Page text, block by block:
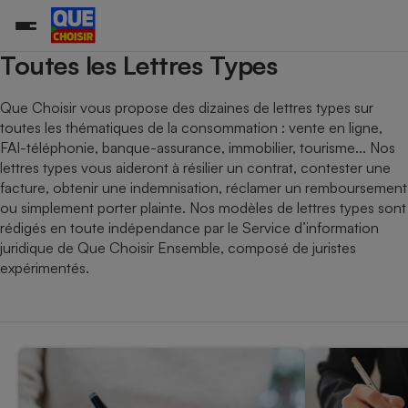
Toutes les Lettres Types
Que Choisir vous propose des dizaines de lettres types sur
toutes les thématiques de la consommation : vente en ligne,
FAI-téléphonie, banque-assurance, immobilier, tourisme... Nos
lettres types vous aideront à résilier un contrat, contester une
facture, obtenir une indemnisation, réclamer un remboursement
ou simplement porter plainte. Nos modèles de lettres types sont
rédigés en toute indépendance par le Service d’information
juridique de Que Choisir Ensemble, composé de juristes
expérimentés.
Additifs
Nutrition
Produit alimentaire
Assurance auto
Carburant
Magasin - Grande surface
Organismes de défense
Système judiciairegratuit
Energie
Achat - Vente - Travaux
Copropriété
Location
Sport
électrique
Démarche administrative
Famille
Senior
Service marchand
Train
Transport aérien
Toutes les actualités
Enquêtes
Guides d'achat
Conseils
Brèves
Tous les services
Soumettre un litige
Lettres types
Tous nos combats
Nos actions
Nos grandes victoires
Les billets de la présidente
Nos associations locales
?
L’association
Nos missions
Notre méthodologie
Notre financement
Nos partenaires